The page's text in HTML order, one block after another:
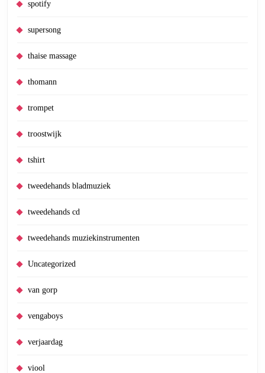
spotify
supersong
thaise massage
thomann
trompet
troostwijk
tshirt
tweedehands bladmuziek
tweedehands cd
tweedehands muziekinstrumenten
Uncategorized
van gorp
vengaboys
verjaardag
viool